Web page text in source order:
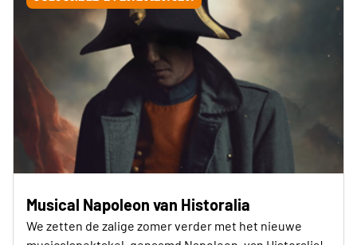
Musical Napoleon van Historalia
We zetten de zalige zomer verder met het nieuwe